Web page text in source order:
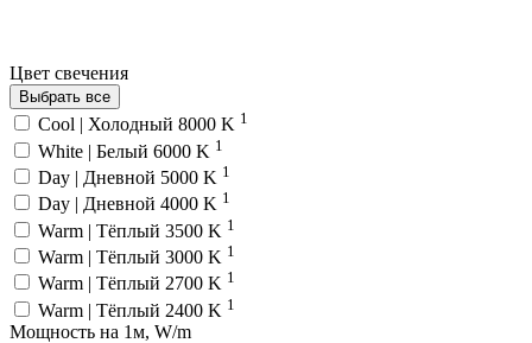
Цвет свечения
Выбрать все
Cool | Холодный 8000 K 1
White | Белый 6000 K 1
Day | Дневной 5000 K 1
Day | Дневной 4000 K 1
Warm | Тёплый 3500 K 1
Warm | Тёплый 3000 K 1
Warm | Тёплый 2700 K 1
Warm | Тёплый 2400 K 1
Мощность на 1м, W/m